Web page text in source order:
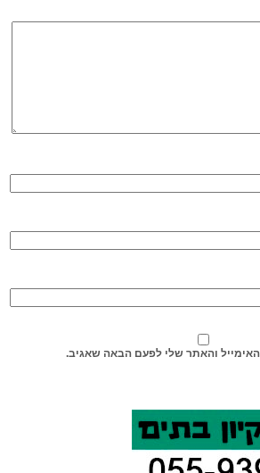
והאתר שלי לפעם הבאה שאגיב.